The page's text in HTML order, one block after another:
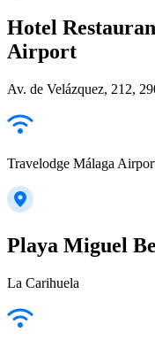
Hotel
Airport
Av. de Velázquez, 212,
Travelodge Málaga
Playa Miguel
La Carihuela